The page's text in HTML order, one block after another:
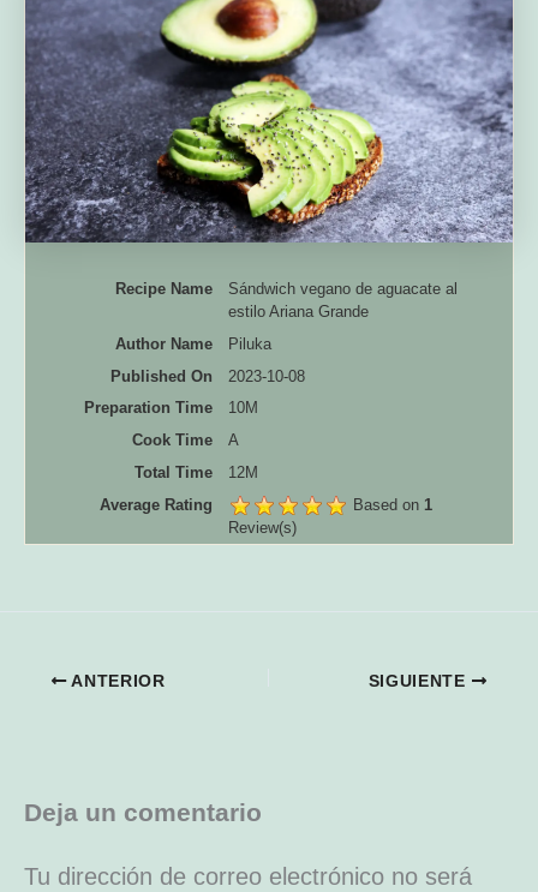
Recipe Name
Sándwich vegano de aguacate al
estilo Ariana Grande
Author Name
Piluka
Published On
2023-10-08
Preparation Time
10M
Cook Time
A
Total Time
12M
Average Rating
Based on 1
Review(s)
ANTERIOR SIGUIENTE
Deja un comentario
Tu dirección de correo electrónico no será